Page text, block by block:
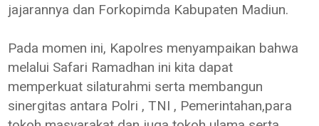
jajarannya dan Forkopimda Kabupaten Madiun.
Pada momen ini, Kapolres menyampaikan bahwa
melalui Safari Ramadhan ini kita dapat
memperkuat silaturahmi serta membangun
sinergitas antara Polri , TNI , Pemerintahan,para